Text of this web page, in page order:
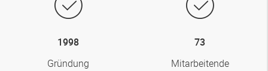
1998
Gründung
73
Mitarbeitende